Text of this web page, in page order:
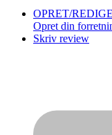
OPRET/
Opret din
Skriv review